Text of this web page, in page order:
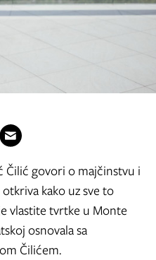
Čilić govori o majčinstvu i
kako uz sve to
vlastite tvrtke u Monte
osnovala sa
Čilićem.